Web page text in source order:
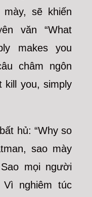
sẽ khiến
văn “What
makes you
châm ngôn
kill you, simply
hủ: “Why so
sao mày
mọi người
Vì nghiêm túc